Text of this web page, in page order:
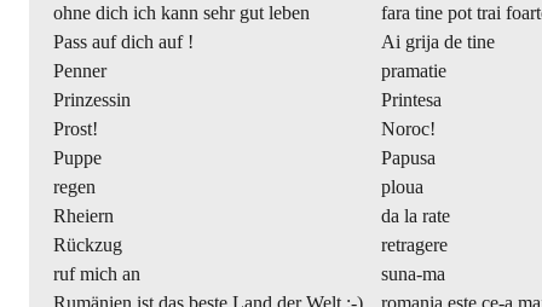
ohne dich ich kann sehr gut leben
fara tine pot trai
Pass auf dich auf !
Ai grija de tine
Penner
pramatie
Prinzessin
Printesa
Prost!
Noroc!
Puppe
Papusa
regen
ploua
Rheiern
da la rate
Rückzug
retragere
ruf mich an
suna-ma
Rumänien ist das beste Land der Welt :-)
romania este ce-a